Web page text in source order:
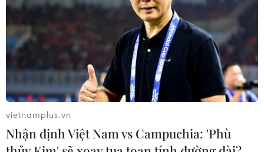
khách quan. Hiện có 9 ngân hàng được đưa vào
diện tái cấu trúc, bao gồm: 3 ngân hàng đã thực
hiện hợp nhất (Đệ Nhất, Tín Nghĩa và Sài Gòn),
Habubank (đã sát nhập vào SHB), Đại Tín, Nam
Việt, Phương Tây, TienPhongBank và GPBank.
“Các ngân hàng đã tiến hành tự nguyện hợp
nhất, sát nhập vẫn đang được chúng tôi theo dõi
sát sao đồng thời với việc đốc thúc các ngân
hàng còn lại nhanh chóng lên phương án tối ưu
vietnamplus.vn
Nhận định Việt Nam vs Campuchia: 'Phù